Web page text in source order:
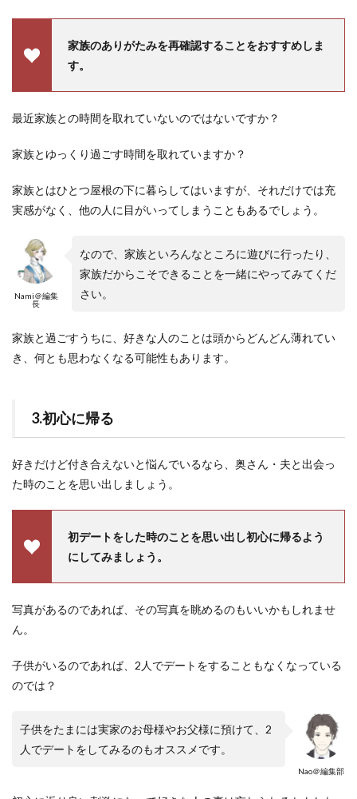
家族のありがたみを再確認することをおすすめしま
す。
最近家族との時間を取れていないのではないですか？
家族とゆっくり過ごす時間を取れていますか？
家族とはひとつ屋根の下に暮らしてはいますが、それだけでは充
実感がなく、他の人に目がいってしまうこともあるでしょう。
Nami＠編集
長
なので、家族といろんなところに遊びに行ったり、
家族だからこそできることを一緒にやってみてくだ
さい。
家族と過ごすうちに、好きな人のことは頭からどんどん薄れてい
き、何とも思わなくなる可能性もあります。
3.初心に帰る
好きだけど付き合えないと悩んでいるなら、奥さん・夫と出会っ
た時のことを思い出しましょう。
初デートをした時のことを思い出し初心に帰るよう
にしてみましょう。
写真があるのであれば、その写真を眺めるのもいいかもしれませ
ん。
子供がいるのであれば、2人でデートをすることもなくなっている
のでは？
Nao＠編集部
子供をたまには実家のお母様やお父様に預けて、2
人でデートをしてみるのもオススメです。